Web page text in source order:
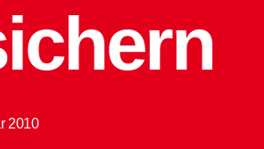
2010